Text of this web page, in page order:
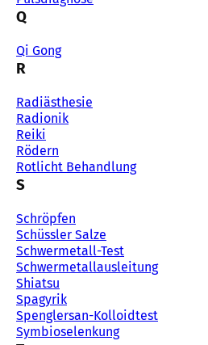
Q
Qi Gong
R
Radiästhesie
Radionik
Reiki
Rödern
Rotlicht Behandlung
S
Schröpfen
Schüssler Salze
Schwermetall-Test
Schwermetallausleitung
Shiatsu
Spagyrik
Spenglersan-Kolloidtest
Symbioselenkung